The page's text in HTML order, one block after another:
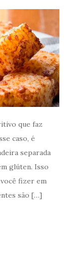
que faz
caso, é
separada
glúten. Isso
fizer em
são […]